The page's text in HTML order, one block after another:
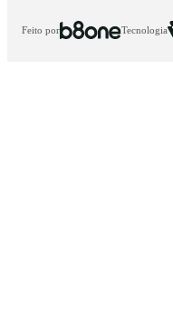
Feito por Tecnologia